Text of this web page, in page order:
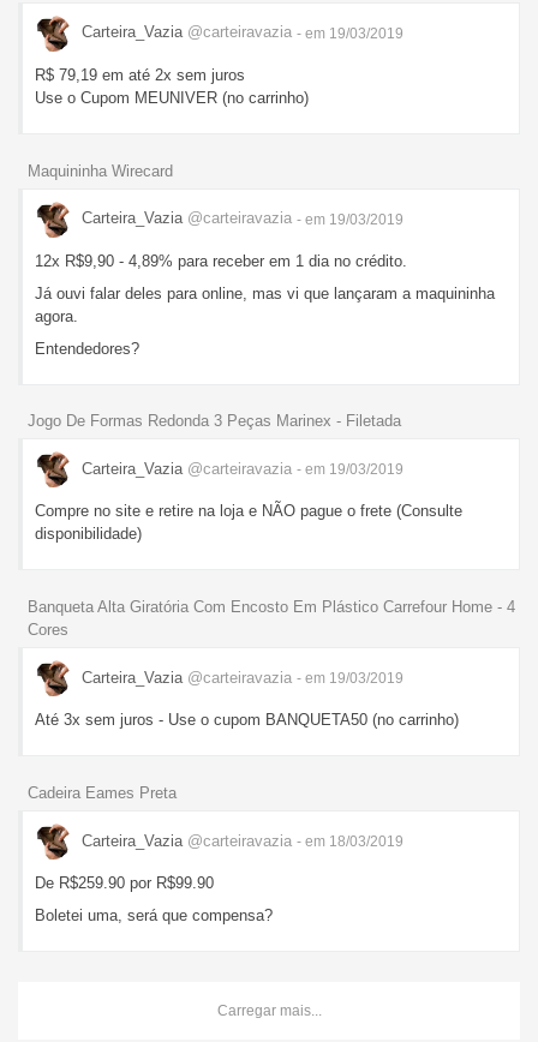
Carteira_Vazia @carteiravazia - em 19/03/2019
R$ 79,19 em até 2x sem juros
Use o Cupom MEUNIVER (no carrinho)
Maquininha Wirecard
Carteira_Vazia @carteiravazia - em 19/03/2019
12x R$9,90 - 4,89% para receber em 1 dia no crédito.
Já ouvi falar deles para online, mas vi que lançaram a maquininha
agora.
Entendedores?
Jogo De Formas Redonda 3 Peças Marinex - Filetada
Carteira_Vazia @carteiravazia - em 19/03/2019
Compre no site e retire na loja e NÃO pague o frete (Consulte
disponibilidade)
Banqueta Alta Giratória Com Encosto Em Plástico Carrefour Home - 4
Cores
Carteira_Vazia @carteiravazia - em 19/03/2019
Até 3x sem juros - Use o cupom BANQUETA50 (no carrinho)
Cadeira Eames Preta
Carteira_Vazia @carteiravazia - em 18/03/2019
De R$259.90 por R$99.90
Boletei uma, será que compensa?
Carregar mais...